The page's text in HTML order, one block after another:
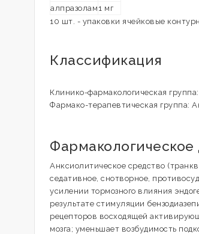
алпразолам 1 мг
10 шт. - упаковки ячейковые
Классификация
Клинико-фармакологическая
Фармако-терапевтическая группа:
Фармакологическое
Анксиолитическое средство
седативное, снотворное,
усилении тормозного влияния
результате стимуляции
рецепторов восходящей
мозга; уменьшает возбудимость